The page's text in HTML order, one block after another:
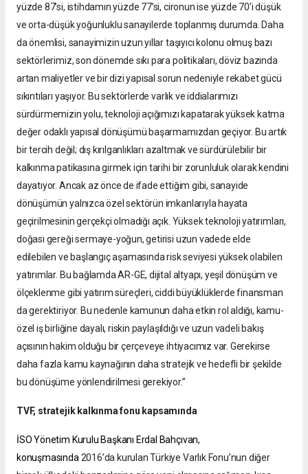
yüzde 87’si, istihdamın yüzde 77’si, cironun ise yüzde 70’i düşük
ve orta-düşük yoğunluklu sanayilerde toplanmış durumda. Daha
da önemlisi, sanayimizin uzun yıllar taşıyıcı kolonu olmuş bazı
sektörlerimiz, son dönemde sıkı para politikaları, döviz bazında
artan maliyetler ve bir dizi yapısal sorun nedeniyle rekabet gücü
sıkıntıları yaşıyor. Bu sektörlerde varlık ve iddialarımızı
sürdürmemizin yolu, teknoloji açığımızı kapatarak yüksek katma
değer odaklı yapısal dönüşümü başarmamızdan geçiyor. Bu artık
bir tercih değil; dış kırılganlıkları azaltmak ve sürdürülebilir bir
kalkınma patikasına girmek için tarihi bir zorunluluk olarak kendini
dayatıyor. Ancak az önce de ifade ettiğim gibi, sanayide
dönüşümün yalnızca özel sektörün imkanlarıyla hayata
geçirilmesinin gerçekçi olmadığı açık. Yüksek teknoloji yatırımları,
doğası gereği sermaye-yoğun, getirisi uzun vadede elde
edilebilen ve başlangıç aşamasında risk seviyesi yüksek olabilen
yatırımlar. Bu bağlamda AR-GE, dijital altyapı, yeşil dönüşüm ve
ölçeklenme gibi yatırım süreçleri, ciddi büyüklüklerde finansman
da gerektiriyor. Bu nedenle kamunun daha etkin rol aldığı, kamu-
özel iş birliğine dayalı, riskin paylaşıldığı ve uzun vadeli bakış
açısının hakim olduğu bir çerçeveye ihtiyacımız var. Gerekirse
daha fazla kamu kaynağının daha stratejik ve hedefli bir şekilde
bu dönüşüme yönlendirilmesi gerekiyor.”
TVF, stratejik kalkınma fonu kapsamında
İSO Yönetim Kurulu Başkanı Erdal Bahçıvan,
konuşmasında2016’da kurulan Türkiye Varlık Fonu’nun diğer